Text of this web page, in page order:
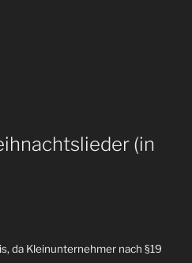
(in
da Kleinunternehmer nach §19